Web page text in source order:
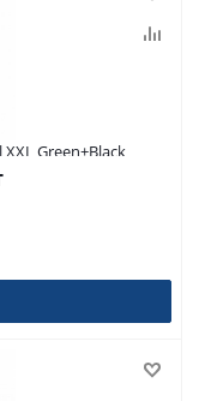
Green+Black